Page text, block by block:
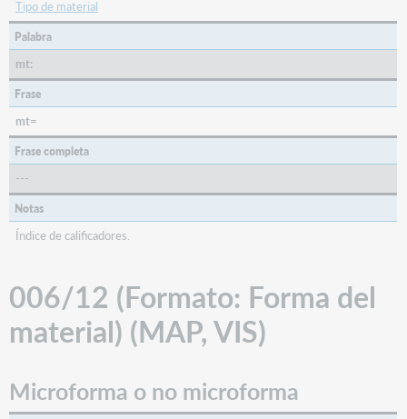
Tipo de material
Palabra
mt:
Frase
mt=
Frase completa
---
Notas
Índice de calificadores.
006/12 (Formato: Forma del
material) (MAP, VIS)
Microforma o no microforma